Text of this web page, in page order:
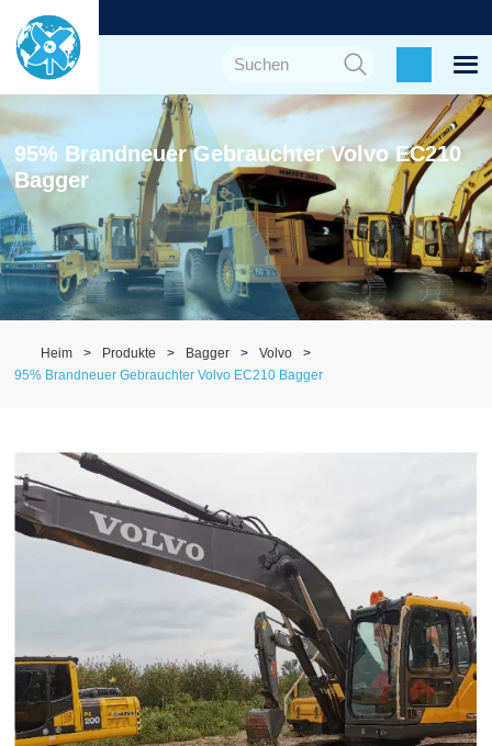
95% Brandneuer Gebrauchter Volvo EC210
Bagger
Heim Produkte Bagger
Volvo
95% Brandneuer Gebrauchter Volvo EC210 Bagger